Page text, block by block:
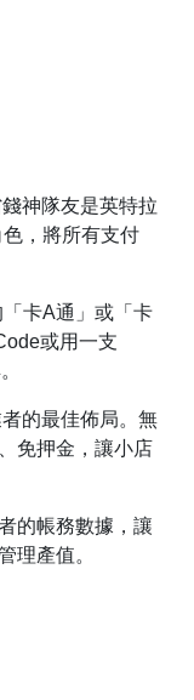
神隊友是英特拉
，將所有支付
卡A通」或「卡
或用一支
的最佳佈局。無
免押金，讓小店
的帳務數據，讓
理產值。